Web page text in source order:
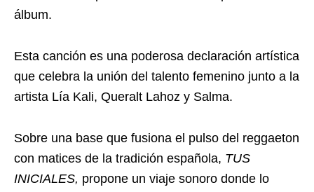
álbum.
Esta canción es una poderosa declaración artística
que celebra la unión del talento femenino junto a la
artista Lía Kali, Queralt Lahoz y Salma.
Sobre una base que fusiona el pulso del reggaeton
con matices de la tradición española, TUS
INICIALES, propone un viaje sonoro donde lo